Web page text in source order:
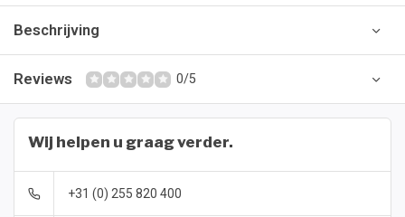
Beschrijving
Reviews 0/5
Wij helpen u graag verder.
+31 (0) 255 820 400